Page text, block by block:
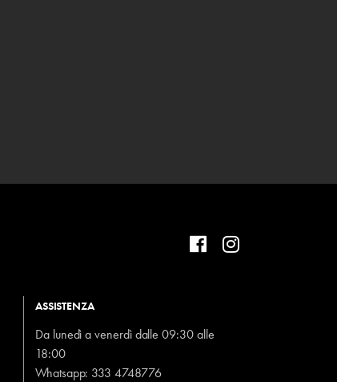
ASSISTENZA
Da lunedì a venerdì dalle 09:30 alle
18:00
Whatsapp: 333 4748776